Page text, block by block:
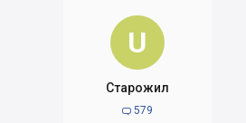
U
Старожил
 579